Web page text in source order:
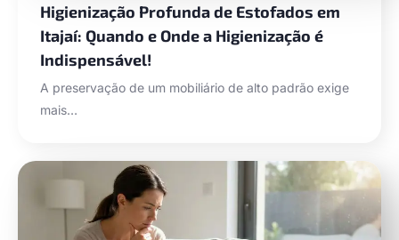
Higienização Profunda de Estofados em
Itajaí: Quando e Onde a Higienização é
Indispensável!
A preservação de um mobiliário de alto padrão exige
mais…